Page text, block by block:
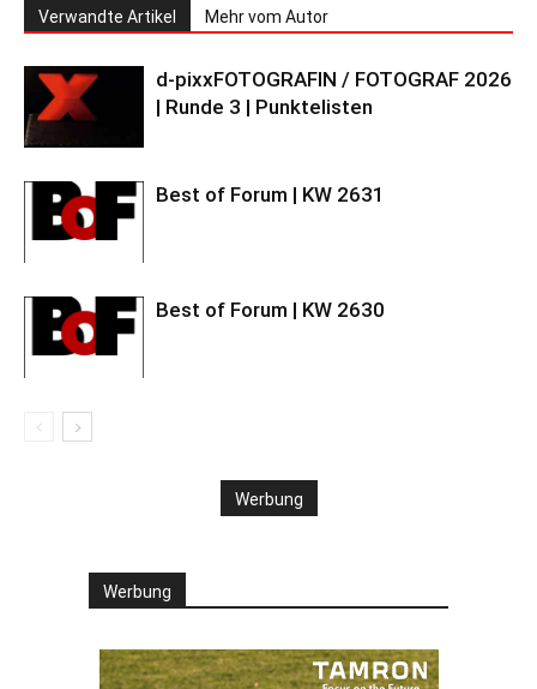
Verwandte Artikel Mehr vom Autor
d-pixxFOTOGRAFIN / FOTOGRAF 2026
| Runde 3 | Punktelisten
Best of Forum | KW 2631
Best of Forum | KW 2630
Werbung
Werbung